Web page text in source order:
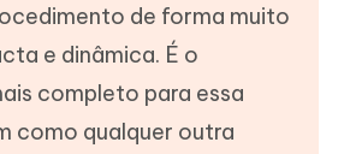
de forma muito
e dinâmica. É o
completo para essa
como qualquer outra